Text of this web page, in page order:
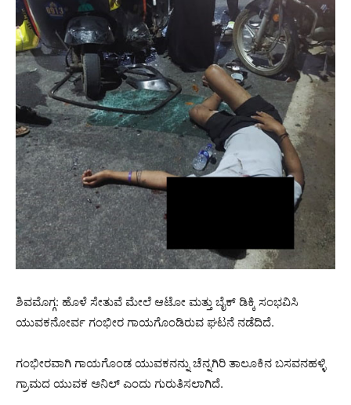
ಶಿವಮೊಗ್ಗ: ಹೊಳೆ ಸೇತುವೆ ಮೇಲೆ ಆಟೋ ಮತ್ತು ಬೈಕ್‌ ಡಿಕ್ಕಿ ಸಂಭವಿಸಿ
ಯುವಕನೋರ್ವ ಗಂಭೀರ ಗಾಯಗೊಂಡಿರುವ ಘಟನೆ ನಡೆದಿದೆ.
ಗಂಭೀರವಾಗಿ ಗಾಯಗೊಂಡ ಯುವಕನನ್ನು ಚೆನ್ನಗಿರಿ ತಾಲೂಕಿನ ಬಸವನಹಳ್ಳಿ
ಗ್ರಾಮದ ಯುವಕ ಅನಿಲ್‌ ಎಂದು ಗುರುತಿಸಲಾಗಿದೆ.